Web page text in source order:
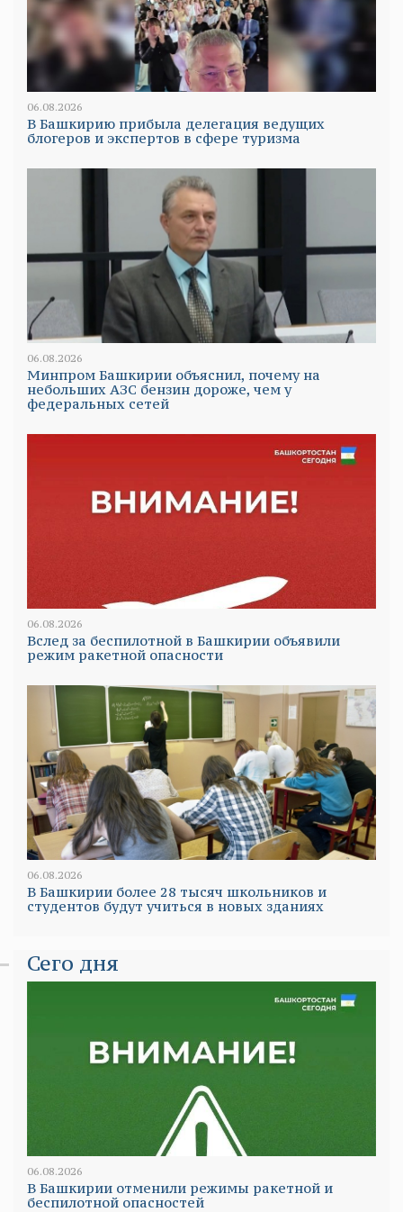
06.08.2026
В Башкирию прибыла делегация ведущих
блогеров и экспертов в сфере туризма
06.08.2026
Минпром Башкирии объяснил, почему на
небольших АЗС бензин дороже, чем у
федеральных сетей
06.08.2026
Вслед за беспилотной в Башкирии объявили
режим ракетной опасности
06.08.2026
В Башкирии более 28 тысяч школьников и
студентов будут учиться в новых зданиях
Сего дня
06.08.2026
В Башкирии отменили режимы ракетной и
беспилотной опасностей